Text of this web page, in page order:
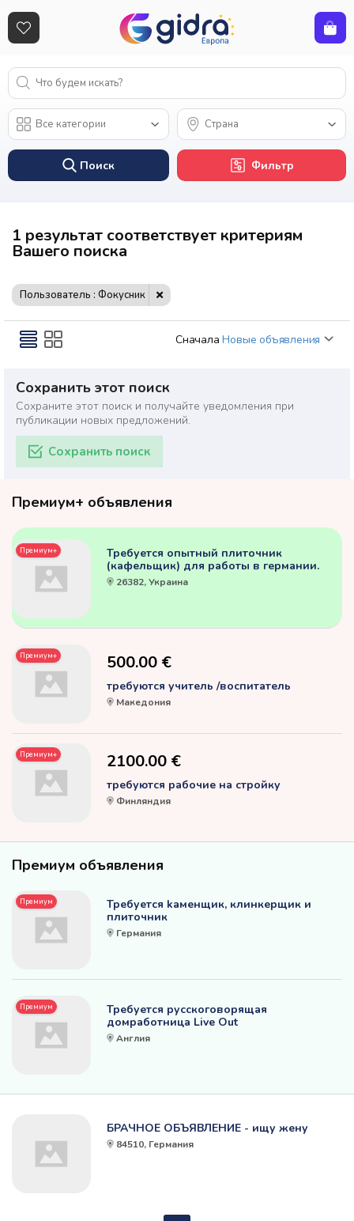
Поиск Фильтр
1 результат соответствует критериям
Вашего поиска
Пользователь : Фокусник
Сначала Новые объявления
Сохранить этот поиск
Сохраните этот поиск и получайте уведомления при
публикации новых предложений.
Сохранить поиск
Премиум+ объявления
Премиум+
Требуется опытный плиточник
(кафельщик) для работы в германии.
26382, Украина
Премиум+ 500.00 €
требуются учитель /воспитатель
Македония
Премиум+ 2100.00 €
требуются рабочие на стройку
Финляндия
Премиум объявления
Премиум
Требуется kаменщик, клинкерщик и
плиточник
Германия
Премиум
Требуется русскоговорящая
домработница Live Out
Англия
БРАЧНОЕ ОБЪЯВЛЕНИЕ - ищу жену
84510, Германия